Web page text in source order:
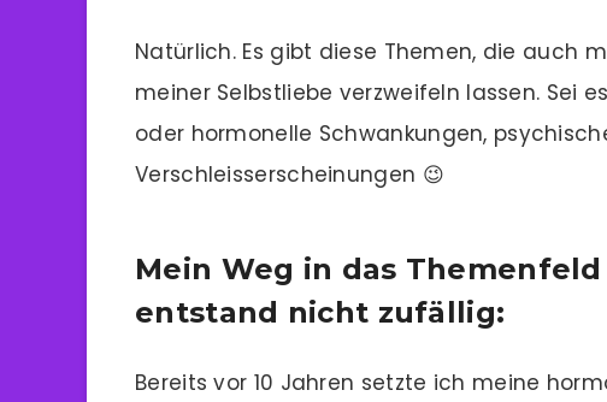
Natürlich. Es gibt diese Themen, die auch
meiner Selbstliebe verzweifeln lassen. Sei
oder hormonelle Schwankungen,
Verschleisserscheinungen 😉
Mein Weg in das
entstand nicht zufällig:
Bereits vor 10 Jahren setzte ich meine